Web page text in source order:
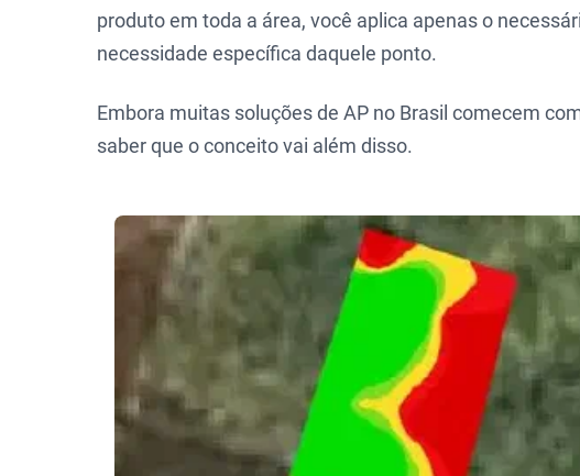
produto em toda a área, você aplica apenas o
necessidade específica daquele ponto.
Embora muitas soluções de AP no Brasil comecem
saber que o conceito vai além disso.